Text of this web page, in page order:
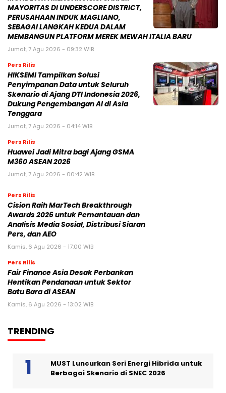
MAYORITAS DI UNDERSCORE DISTRICT,
PERUSAHAAN INDUK MAGLIANO,
SEBAGAI LANGKAH KEDUA DALAM
MEMBANGUN PLATFORM MEREK MEWAH ITALIA BARU
Jumat, 7 Agu 2026 - 09:32 WIB
Pers Rilis
HIKSEMI Tampilkan Solusi
Penyimpanan Data untuk Seluruh
Skenario di Ajang DTI Indonesia 2026,
Dukung Pengembangan AI di Asia
Tenggara
Jumat, 7 Agu 2026 - 04:14 WIB
Pers Rilis
Huawei Jadi Mitra bagi Ajang GSMA
M360 ASEAN 2026
Jumat, 7 Agu 2026 - 00:42 WIB
Pers Rilis
Cision Raih MarTech Breakthrough
Awards 2026 untuk Pemantauan dan
Analisis Media Sosial, Distribusi Siaran
Pers, dan AEO
Kamis, 6 Agu 2026 - 17:00 WIB
Pers Rilis
Fair Finance Asia Desak Perbankan
Hentikan Pendanaan untuk Sektor
Batu Bara di ASEAN
Kamis, 6 Agu 2026 - 13:02 WIB
TRENDING
MUST Luncurkan Seri Energi Hibrida untuk
Berbagai Skenario di SNEC 2026